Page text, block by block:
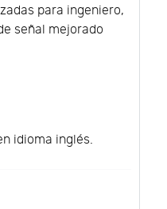
para ingeniero,
señal mejorado
idioma inglés.